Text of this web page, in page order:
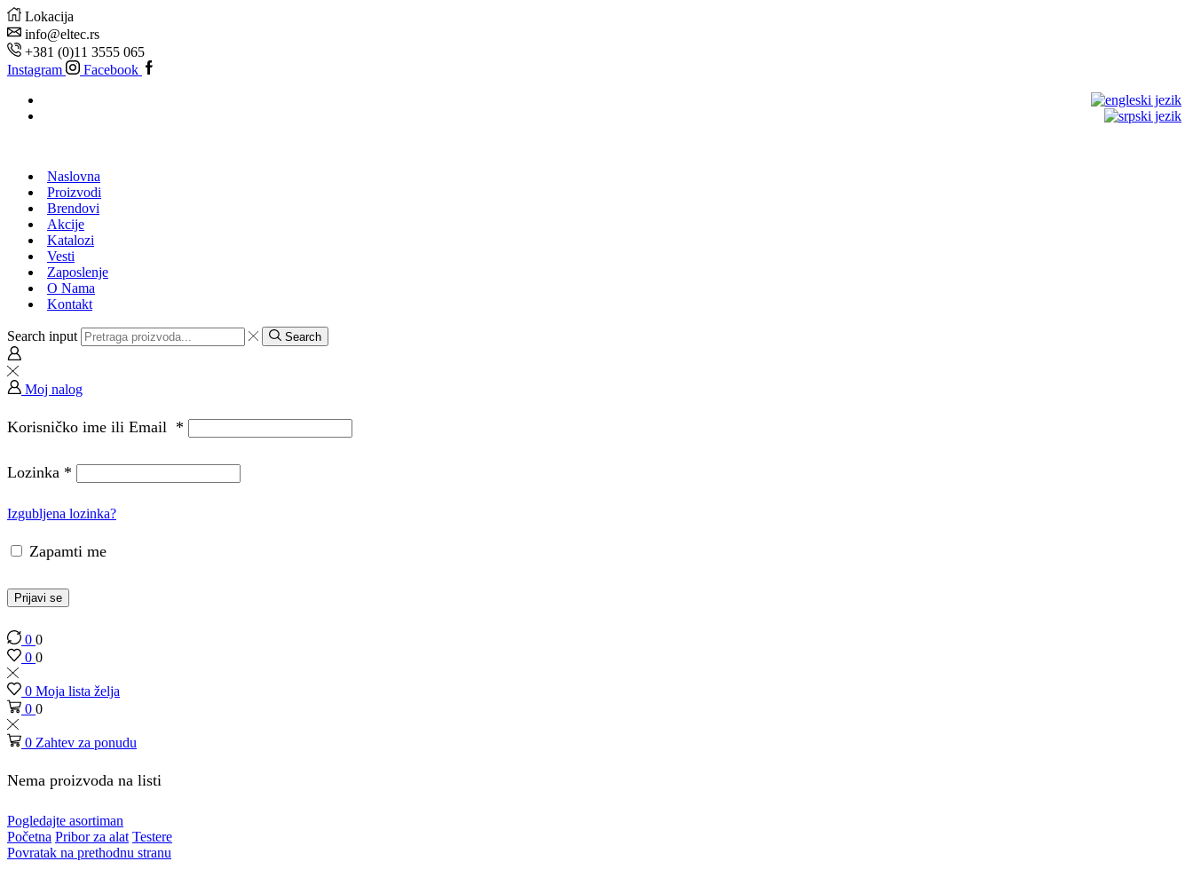
Lokacija
info@eltec.rs
+381 (0)11 3555 065
Instagram
Facebook
Naslovna
Proizvodi
Brendovi
Akcije
Katalozi
Vesti
Zaposlenje
O Nama
Kontakt
Search input Search
Moj nalog
Korisničko ime ili Email *
Lozinka *
Izgubljena lozinka?
Zapamti me
Prijavi se
0 0
0 0
0 Moja lista želja
0 0
0 Zahtev za ponudu
Nema proizvoda na listi
Pogledajte asortiman
Početna Pribor za alat Testere
Povratak na prethodnu stranu